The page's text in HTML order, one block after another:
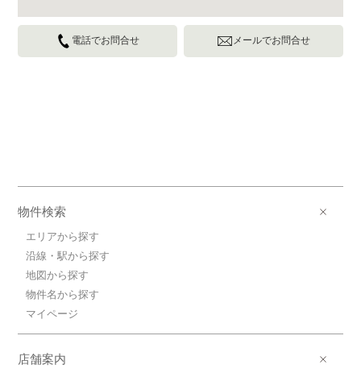
電話でお問合せ メールでお問合せ
物件検索
エリアから探す
沿線・駅から探す
地図から探す
物件名から探す
マイページ
店舗案内